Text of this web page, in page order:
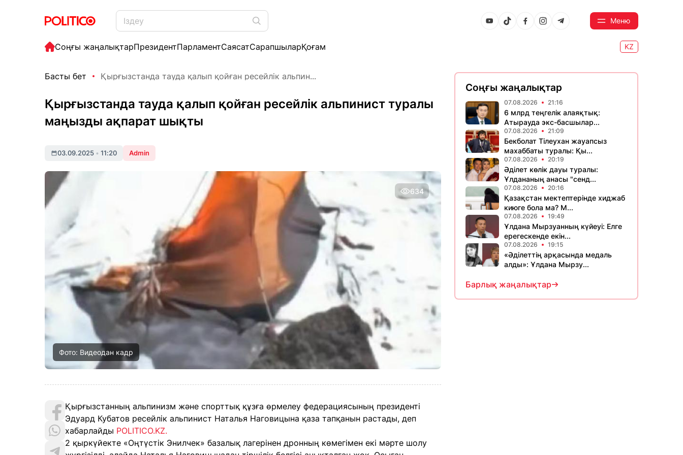
Меню
Соңғы жаңалықтарПрезидентПарламентСаясатСарапшыларҚоғам KZ
Басты бет Қырғызстанда тауда қалып қойған ресейлік альпин...
Қырғызстанда тауда қалып қойған ресейлік альпинист туралы
маңызды ақпарат шықты
03.09.2025 • 11:20 Admin
634
Фото: Видеодан кадр
Қырғызстанның альпинизм және спорттық құзға өрмелеу федерациясының президенті
Эдуард Кубатов ресейлік альпинист Наталья Наговицына қаза тапқанын растады, деп
хабарлайды POLITICO.KZ.
2 қыркүйекте «Оңтүстік Энилчек» базалық лагерінен дронның көмегімен екі мәрте шолу
Соңғы жаңалықтар
07.08.2026 21:16
6 млрд теңгелік алаяқтық:
Атырауда экс-басшылар...
07.08.2026 21:09
Бекболат Тілеухан жауапсыз
махаббаты туралы: Қы...
07.08.2026 20:19
Әділет көлік дауы туралы:
Ұлдананың анасы "сенд...
07.08.2026 20:16
Қазақстан мектептерінде хиджаб
киюге бола ма? М...
07.08.2026 19:49
Ұлдана Мырзуанның күйеуі: Елге
ерегескенде екін...
07.08.2026 19:15
«Әділеттің арқасында медаль
алды»: Ұлдана Мырзу...
Барлық жаңалықтар